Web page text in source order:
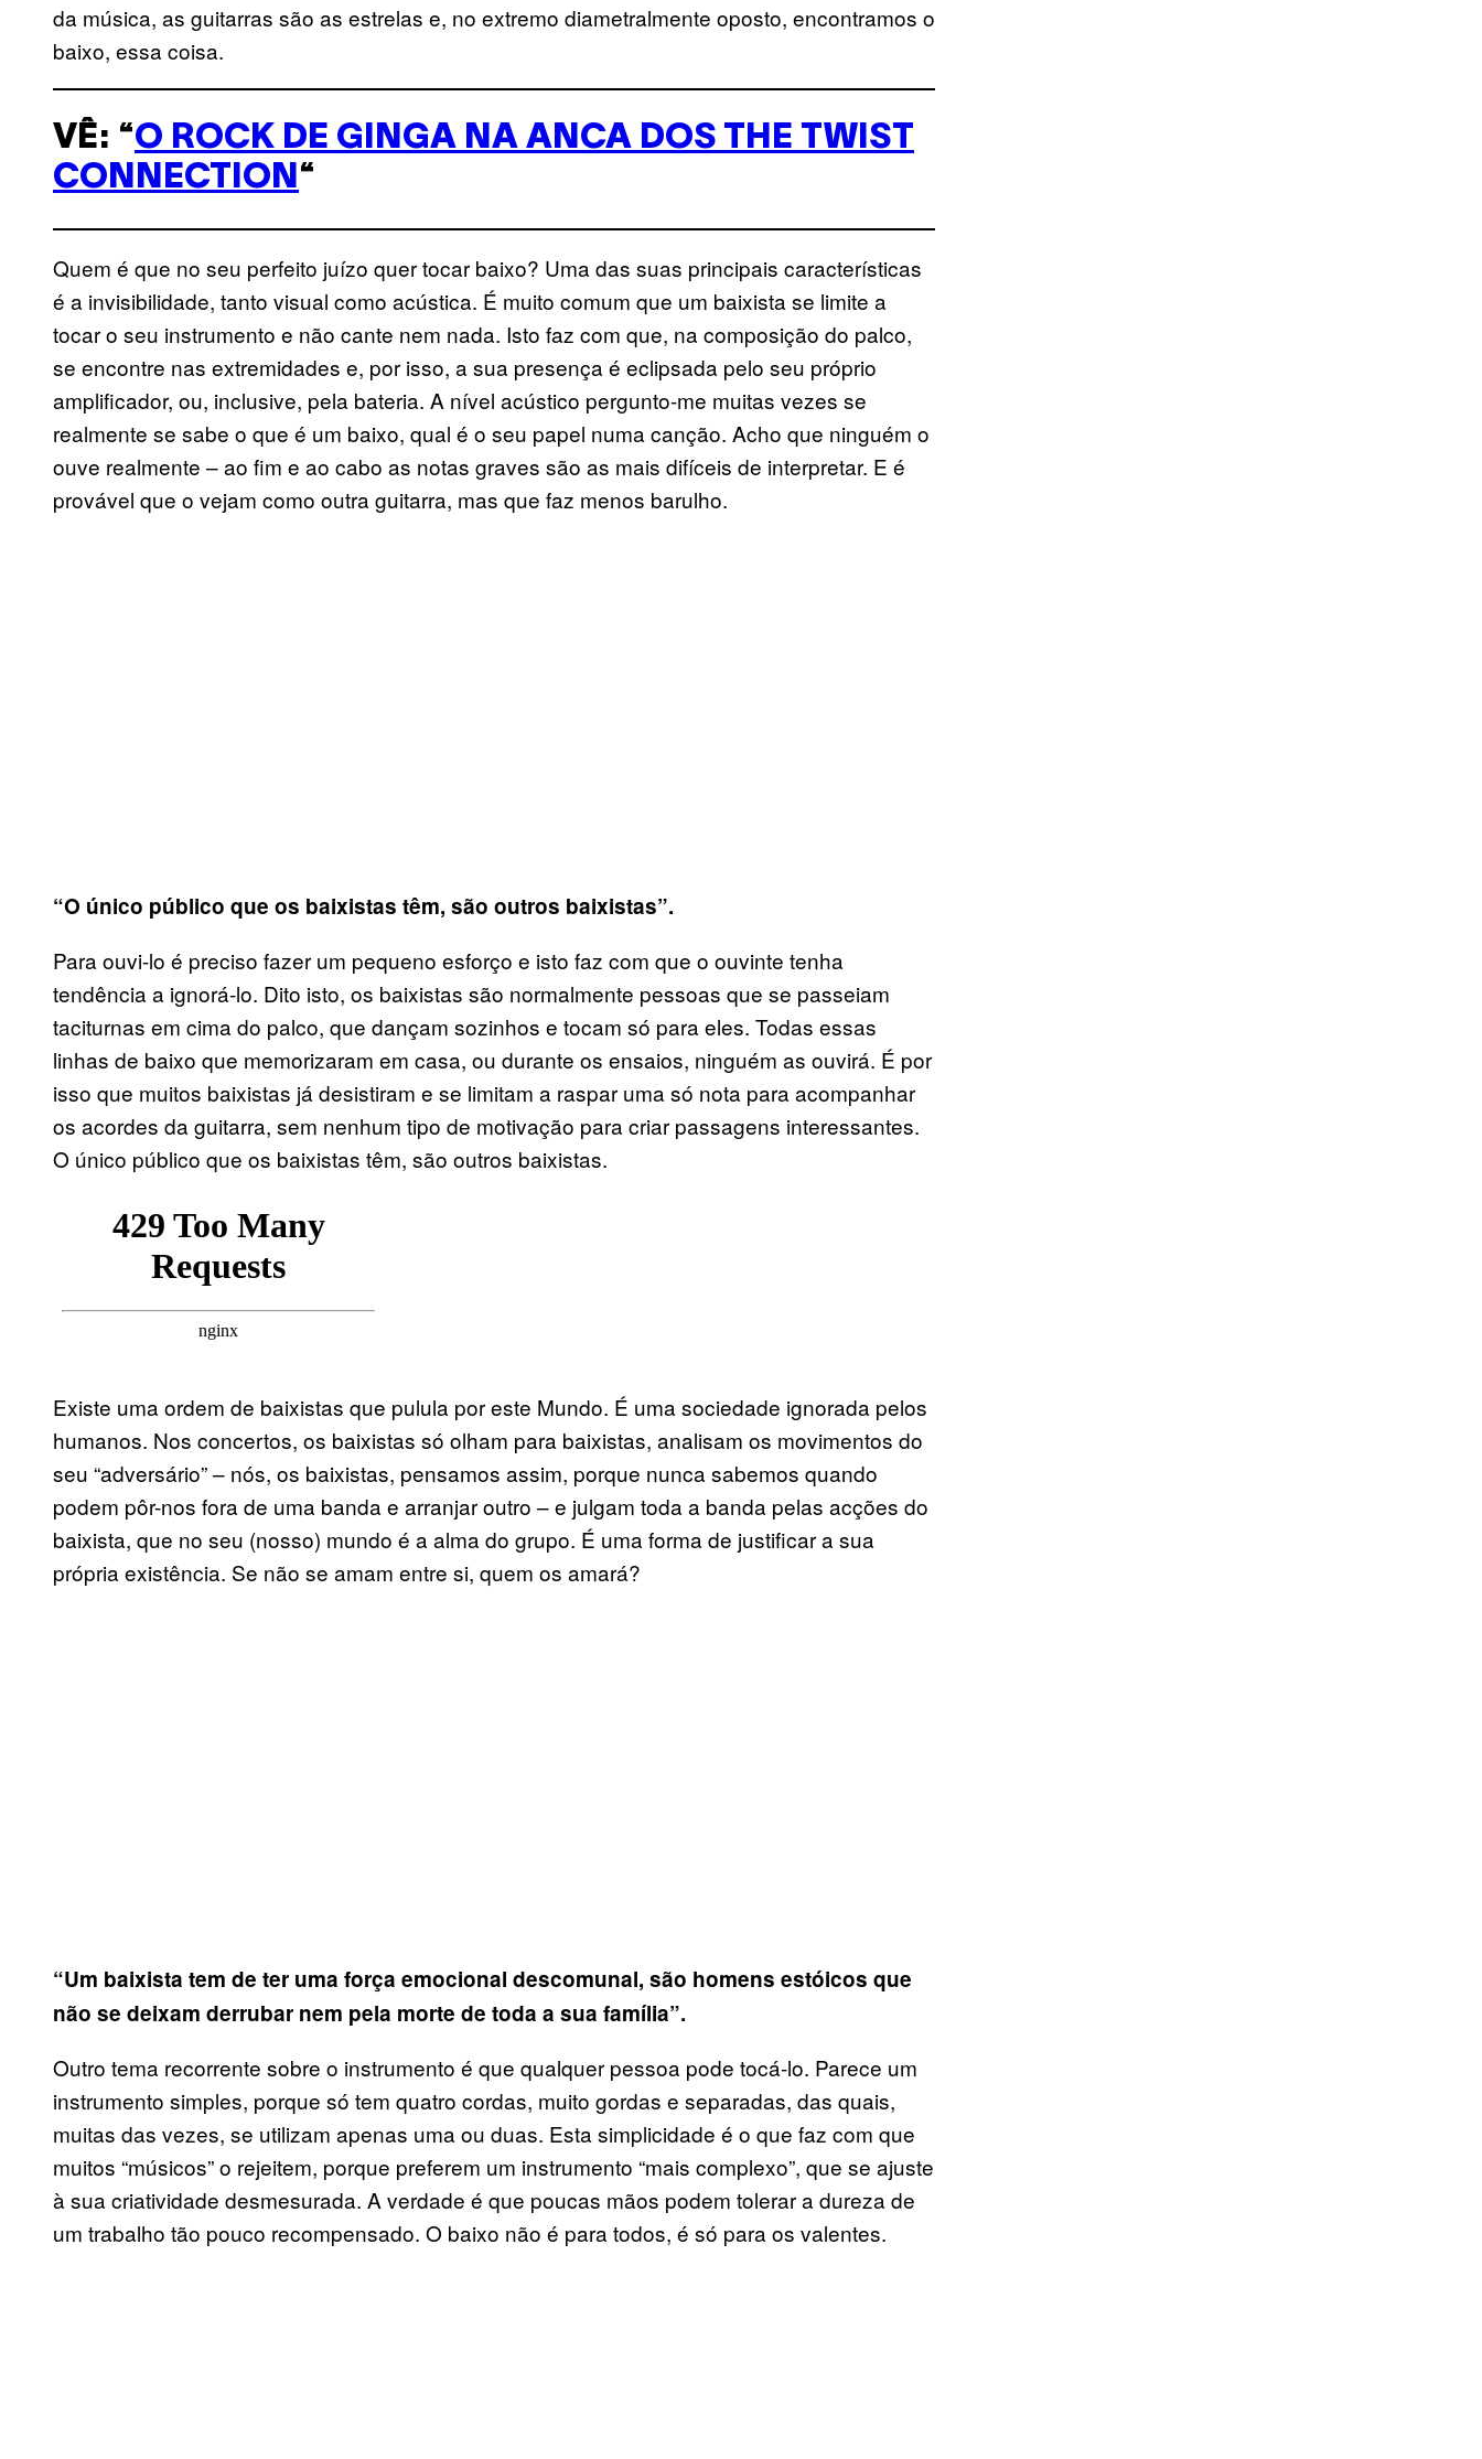
da música, as guitarras são as estrelas e, no extremo diametralmente oposto, encontramos o
baixo, essa coisa.
VÊ: “O ROCK DE GINGA NA ANCA DOS THE TWIST
CONNECTION “
Quem é que no seu perfeito juízo quer tocar baixo? Uma das suas principais características
é a invisibilidade, tanto visual como acústica. É muito comum que um baixista se limite a
tocar o seu instrumento e não cante nem nada. Isto faz com que, na composição do palco,
se encontre nas extremidades e, por isso, a sua presença é eclipsada pelo seu próprio
amplificador, ou, inclusive, pela bateria. A nível acústico pergunto-me muitas vezes se
realmente se sabe o que é um baixo, qual é o seu papel numa canção. Acho que ninguém o
ouve realmente – ao fim e ao cabo as notas graves são as mais difíceis de interpretar. E é
provável que o vejam como outra guitarra, mas que faz menos barulho.
“O único público que os baixistas têm, são outros baixistas”.
Para ouvi-lo é preciso fazer um pequeno esforço e isto faz com que o ouvinte tenha
tendência a ignorá-lo. Dito isto, os baixistas são normalmente pessoas que se passeiam
taciturnas em cima do palco, que dançam sozinhos e tocam só para eles. Todas essas
linhas de baixo que memorizaram em casa, ou durante os ensaios, ninguém as ouvirá. É por
isso que muitos baixistas já desistiram e se limitam a raspar uma só nota para acompanhar
os acordes da guitarra, sem nenhum tipo de motivação para criar passagens interessantes.
O único público que os baixistas têm, são outros baixistas.
Existe uma ordem de baixistas que pulula por este Mundo. É uma sociedade ignorada pelos
humanos. Nos concertos, os baixistas só olham para baixistas, analisam os movimentos do
seu “adversário” – nós, os baixistas, pensamos assim, porque nunca sabemos quando
podem pôr-nos fora de uma banda e arranjar outro – e julgam toda a banda pelas acções do
baixista, que no seu (nosso) mundo é a alma do grupo. É uma forma de justificar a sua
própria existência. Se não se amam entre si, quem os amará?
“Um baixista tem de ter uma força emocional descomunal, são homens estóicos que
não se deixam derrubar nem pela morte de toda a sua família”.
Outro tema recorrente sobre o instrumento é que qualquer pessoa pode tocá-lo. Parece um
instrumento simples, porque só tem quatro cordas, muito gordas e separadas, das quais,
muitas das vezes, se utilizam apenas uma ou duas. Esta simplicidade é o que faz com que
muitos “músicos” o rejeitem, porque preferem um instrumento “mais complexo”, que se ajuste
à sua criatividade desmesurada. A verdade é que poucas mãos podem tolerar a dureza de
um trabalho tão pouco recompensado. O baixo não é para todos, é só para os valentes.